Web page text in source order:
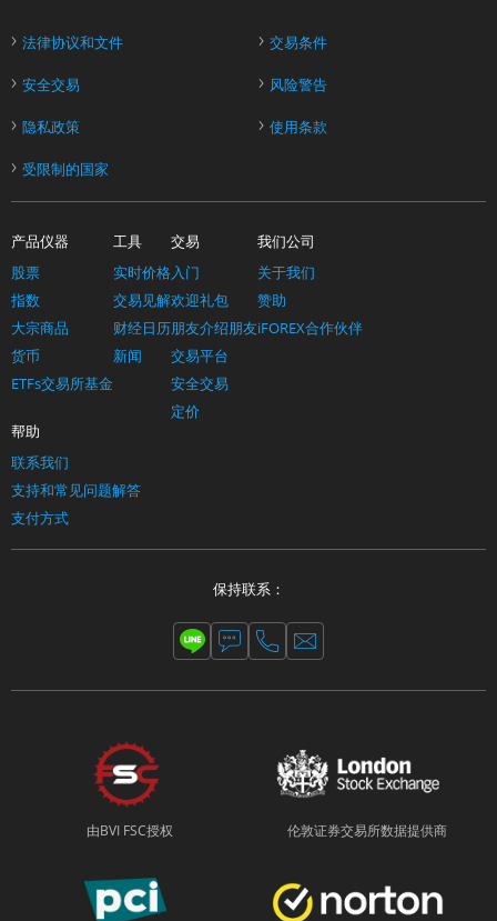
› 法律协议和文件 › 交易条件
› 安全交易 › 风险警告
› 隐私政策 › 使用条款
› 受限制的国家
产品仪器
股票
指数
大宗商品
货币
ETFs交易所基金
工具
实时价格
交易见解
财经日历
新闻
交易
入门
欢迎礼包
朋友介绍朋友
交易平台
安全交易
定价
我们公司
关于我们
赞助
iFOREX合作伙伴
帮助
联系我们
支持和常见问题解答
支付方式
保持联系：
由BVI FSC授权 伦敦证券交易所数据提供商